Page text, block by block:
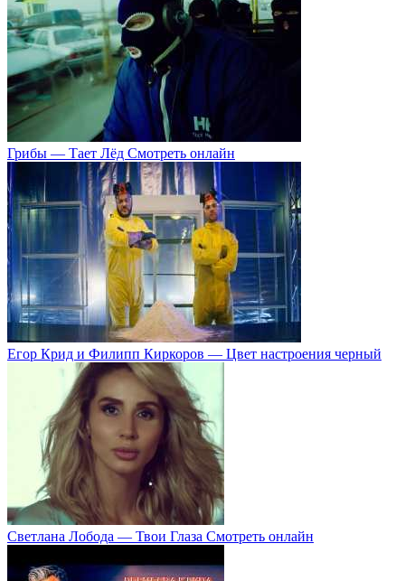
Грибы — Тает Лёд Смотреть онлайн
Егор Крид и Филипп Киркоров — Цвет настроения черный
Светлана Лобода — Твои Глаза Смотреть онлайн